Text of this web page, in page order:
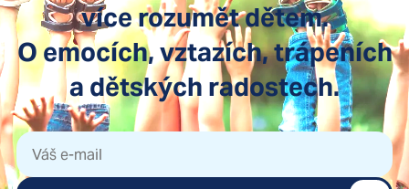
více rozumět dětem.
O emocích, vztazích, trápeních
a dětských radostech.